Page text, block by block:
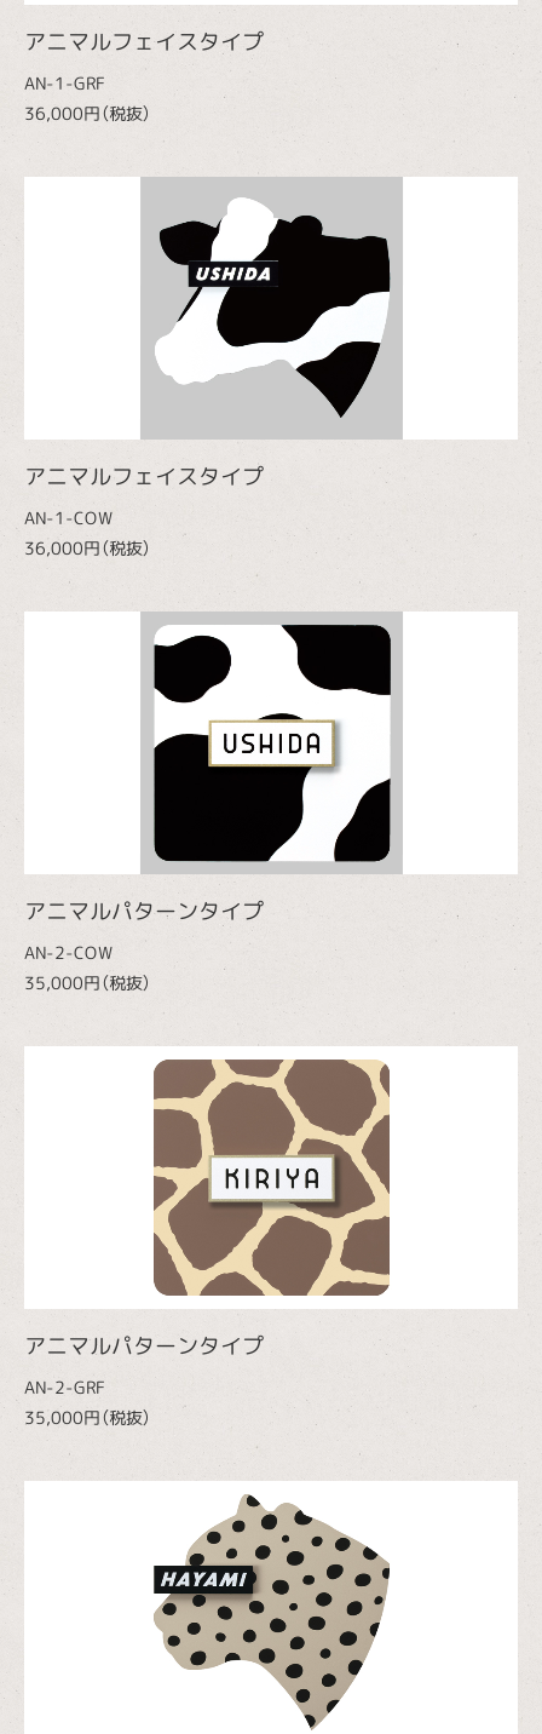
アニマルフェイスタイプ
AN-1-GRF
36,000円（税抜）
アニマルフェイスタイプ
AN-1-COW
36,000円（税抜）
アニマルパターンタイプ
AN-2-COW
35,000円（税抜）
アニマルパターンタイプ
AN-2-GRF
35,000円（税抜）